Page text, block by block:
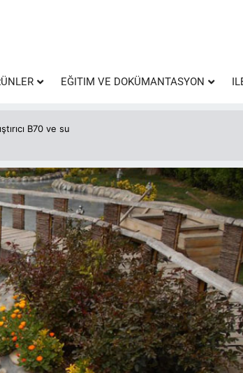
EĞITIM VE DOKÜMANTASYON
B70 ve su